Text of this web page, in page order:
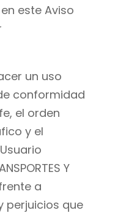
este Aviso
un uso
conformidad
el orden
y el
Y
frente a
perjuicios que